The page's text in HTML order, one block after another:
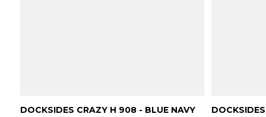
DOCKSIDES CRAZY H 908 - BLUE NAVY